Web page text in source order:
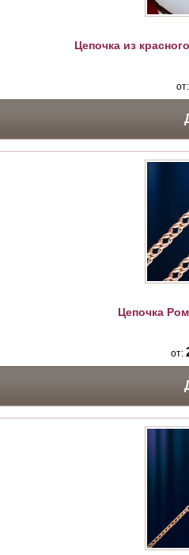
Цепочка из
Цепочка
от: